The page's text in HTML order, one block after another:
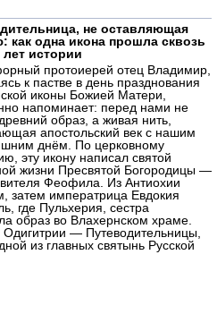
не оставляющая
как одна икона прошла сквозь
истории
протоиерей отец Владимир,
к пастве в день празднования
иконы Божией Матери,
напоминает: перед нами не
образ, а живая нить,
апостольский век с нашим
днём. По церковному
эту икону написал святой
жизни Пресвятой Богородицы —
Феофила. Из Антиохии
затем императрица Евдокия
где Пульхерия, сестра
образ во Влахернском храме.
Одигитрии — Путеводительницы,
из главных святынь Русской